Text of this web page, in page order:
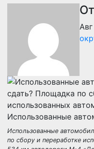
От
Использованные
Использованные
по сбору и переработке